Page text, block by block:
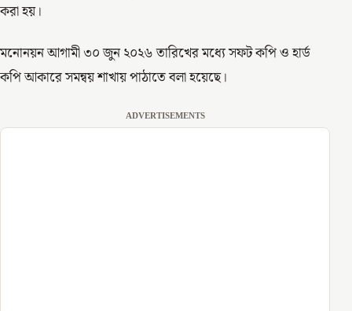
করা হয়।
মনোনয়ন আগামী ৩০ জুন ২০২৬ তারিখের মধ্যে সফট কপি ও হার্ড
কপি আকারে সমন্বয় শাখায় পাঠাতে বলা হয়েছে।
ADVERTISEMENTS